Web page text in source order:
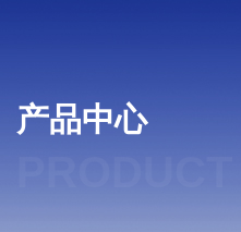
产品中心